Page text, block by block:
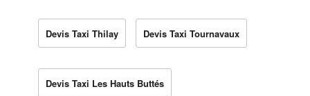
Devis Taxi Thilay Devis Taxi Tournavaux
Devis Taxi Les Hauts Buttés